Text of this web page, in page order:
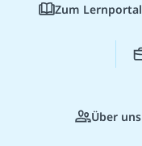
Zum Lernportal
Über uns